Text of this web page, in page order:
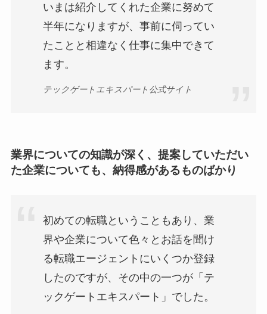
いまは紹介してくれた企業に努めて
半年になりますが、事前に伺ってい
たことと相違なく仕事に集中できて
ます。
テックゲートエキスパート公式サイト
業界についての知識が深く、提案していただい
た企業についても、納得感があるものばかり
初めての転職ということもあり、業
界や企業について色々とお話を聞け
る転職エージェントにいくつか登録
したのですが、その中の一つが「テ
ックゲートエキスパート」でした。